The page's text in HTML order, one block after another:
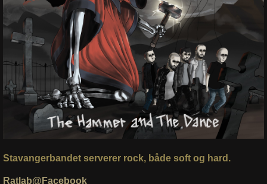
Stavangerbandet serverer rock, både soft og hard.
Ratlab@Facebook